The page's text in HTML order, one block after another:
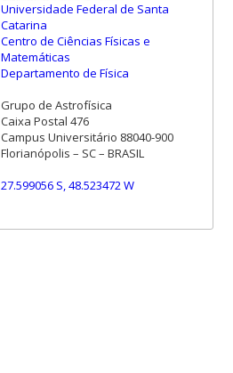
Universidade Federal de Santa
Catarina
Centro de Ciências Físicas e
Matemáticas
Departamento de Física
Grupo de Astrofísica
Caixa Postal 476
Campus Universitário 88040-900
Florianópolis – SC – BRASIL
27.599056 S, 48.523472 W